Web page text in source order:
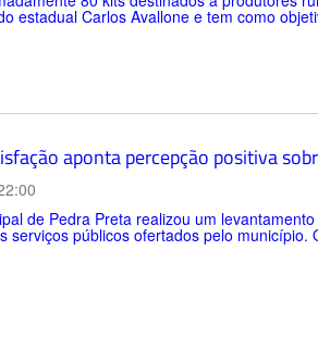
estadual Carlos Avallone e tem como
aponta percepção positiva
de Pedra Preta realizou um
serviços públicos ofertados pelo